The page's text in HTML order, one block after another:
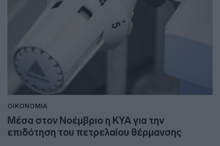
ΟΙΚΟΝΟΜΙΑ
Μέσα στον Νοέμβριο η ΚΥΑ για την
επιδότηση του πετρελαίου θέρμανσης